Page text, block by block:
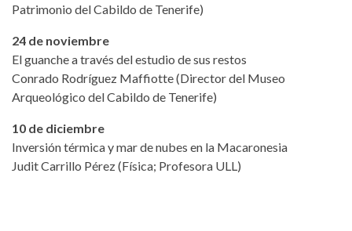
Patrimonio del Cabildo de Tenerife)
24 de noviembre
El guanche a través del estudio de sus restos
Conrado Rodríguez Maffiotte (Director del Museo
Arqueológico del Cabildo de Tenerife)
10 de diciembre
Inversión térmica y mar de nubes en la Macaronesia
Judit Carrillo Pérez (Física; Profesora ULL)